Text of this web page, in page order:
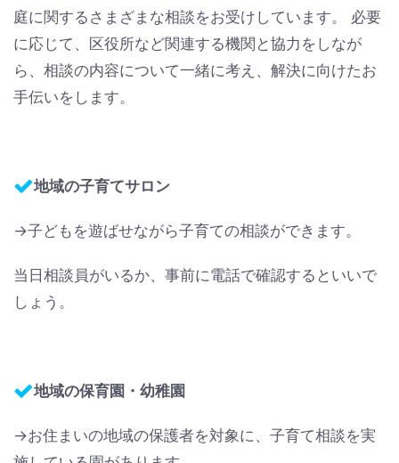
庭に関するさまざまな相談をお受けしています。 必要
に応じて、区役所など関連する機関と協力をしなが
ら、相談の内容について一緒に考え、解決に向けたお
手伝いをします。
地域の子育てサロン
→子どもを遊ばせながら子育ての相談ができます。
当日相談員がいるか、事前に電話で確認するといいで
しょう。
地域の保育園・幼稚園
→お住まいの地域の保護者を対象に、子育て相談を実